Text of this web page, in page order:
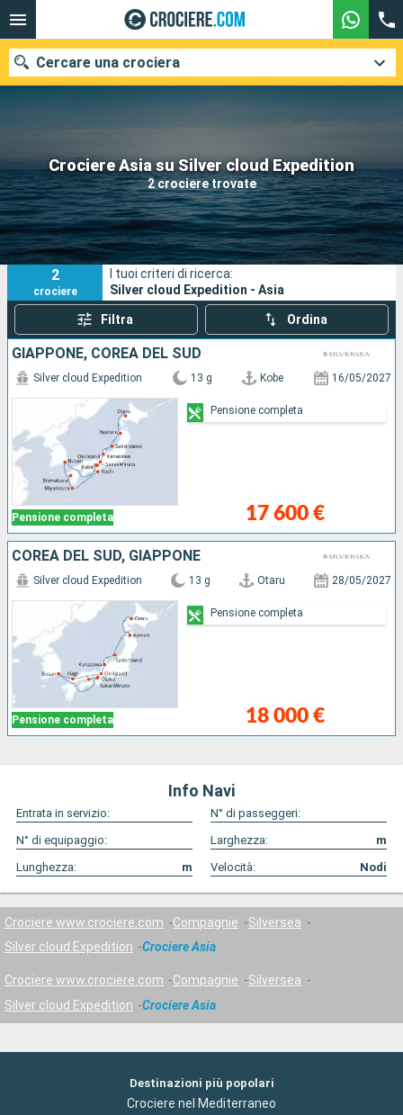
Crociere Asia su Silver cloud Expedition
2 crociere trovate
Cercare una crociera
Le nostre destinazioni
Mesi di partenza
Porti Compagnie
Ricerca
2
crociere
I tuoi criteri di ricerca:
Silver cloud Expedition - Asia
Filtra Ordina
GIAPPONE, COREA DEL SUD
Pensione completa
Silver cloud Expedition 13 g Kobe 16/05/2027
17 600 €
Pensione completa
COREA DEL SUD, GIAPPONE
Pensione completa
Silver cloud Expedition 13 g Otaru 28/05/2027
18 000 €
Pensione completa
Info Navi
Entrata in servizio:
N° di passeggeri:
N° di equipaggio:
Larghezza:
m
Lunghezza:
m Velocità: Nodi
Crociere www.crociere.com Compagnie
Silversea
Silver cloud Expedition
Crociere Asia
Crociere www.crociere.com Compagnie
Silversea
Silver cloud Expedition
Crociere Asia
Destinazioni più popolari
Crociere nel Mediterraneo